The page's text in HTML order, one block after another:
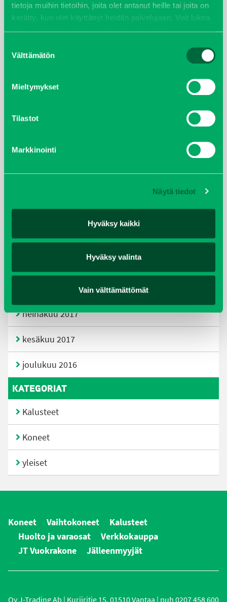
tietoja muihin tietoihin, joita olet antanut heille tai joita on
kerätty, kun olet käyttänyt heidän palvelujaan. Voit lukea
lisää evästeistä sekä muuttaa hyväksyntääsievästeet
valinta
Välttämätön
Mieltymykset
Tilastot
Markkinointi
Näytä tiedot
Hyväksy kaikki
Hyväksy valinta
Vain välttämättömät
helmikuu 2022
joulukuu 2021
lokakuu 2021
kesäkuu 2021
helmikuu 2019
elokuu 2018
heinäkuu 2017
kesäkuu 2017
joulukuu 2016
KATEGORIAT
Kalusteet
Koneet
yleiset
Koneet Vaihtokoneet
Kalusteet
Huolto ja varaosat
Verkkokauppa
JT Vuokrakone
Jälleenmyyjät
Oy J-Trading Ab | Kuriiritie 15, 01510 Vantaa | puh 0207 458 600